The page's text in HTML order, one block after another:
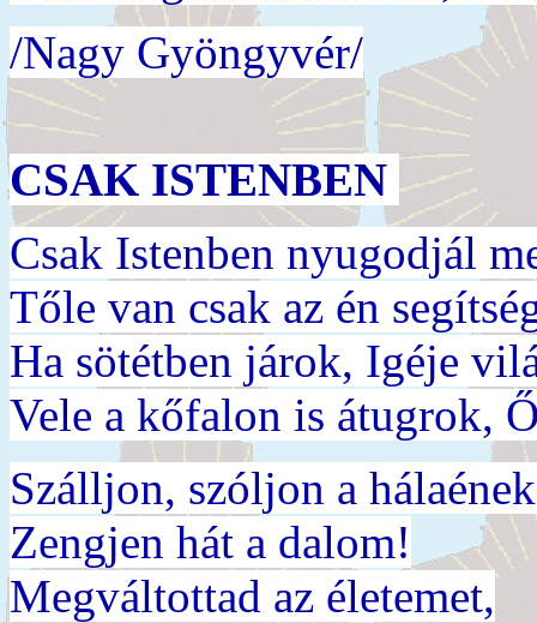
/Nagy Gyöngyvér/
CSAK ISTENBEN
Csak Istenben nyugodjál
Tőle van csak az én
Ha sötétben járok, Igéje
Vele a kőfalon is átugrok,
Szálljon, szóljon a
Zengjen hát a dalom!
Megváltottad az életemet,